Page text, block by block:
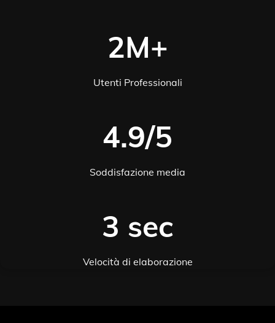
2M+
Utenti Professionali
4.9/5
Soddisfazione media
3 sec
Velocità di elaborazione